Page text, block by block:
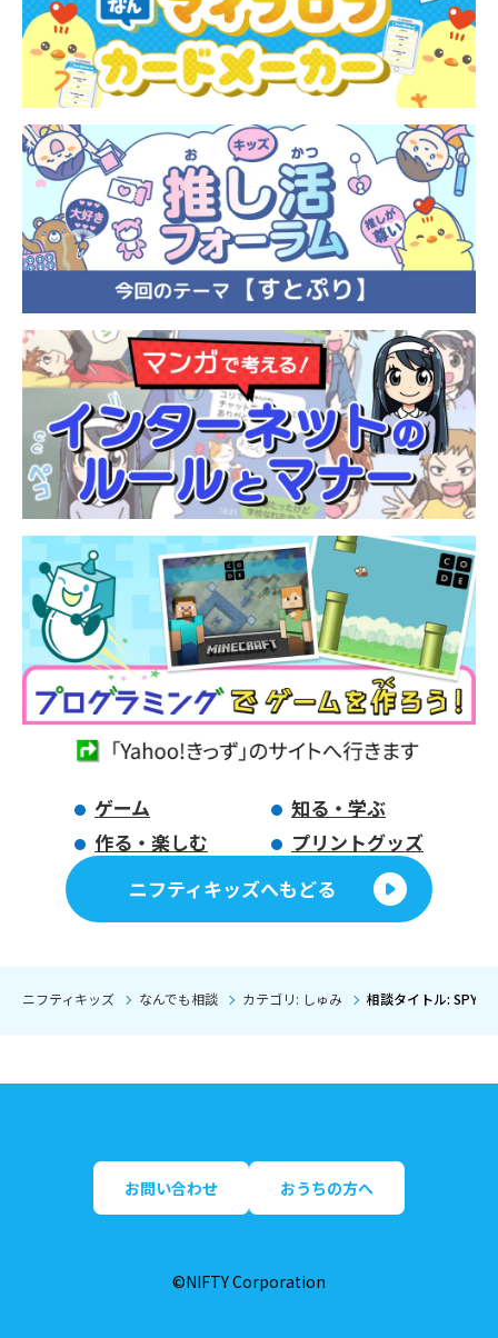
ゲーム
知る・学ぶ
作る・楽しむ
プリントグッズ
ニフティキッズへもどる
ニフティキッズ なんでも相談 カテゴリ: しゅみ 相談タイトル:
お問い合わせ おうちの方へ
©NIFTY Corporation